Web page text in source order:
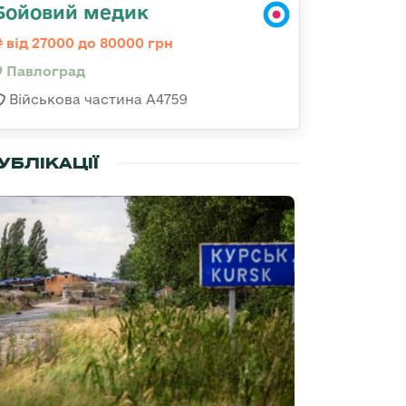
медик
від 27000 до 80000 грн
Павлоград
Військова частина А4759